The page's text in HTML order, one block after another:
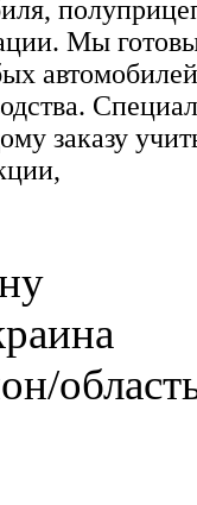
Мы готовы
заказу